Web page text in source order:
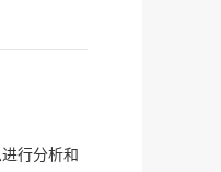
行分析和